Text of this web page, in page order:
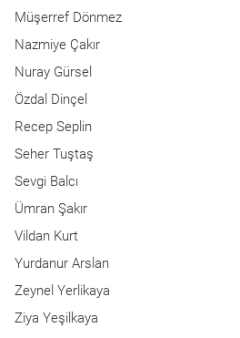
Müşerref Dönmez
Nazmiye Çakır
Nuray Gürsel
Özdal Dinçel
Recep Seplin
Seher Tuştaş
Sevgi Balcı
Ümran Şakır
Vildan Kurt
Yurdanur Arslan
Zeynel Yerlikaya
Ziya Yeşilkaya